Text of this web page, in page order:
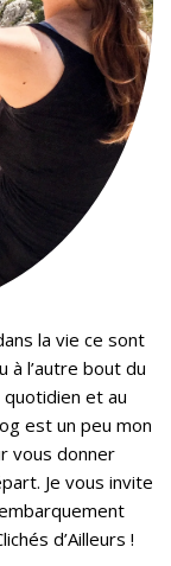
la vie ce sont
à l’autre bout du
quotidien et au
est un peu mon
vous donner
Je vous invite
d’Ailleurs !